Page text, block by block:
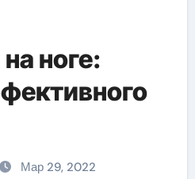
ноге:
Мар 29, 2022